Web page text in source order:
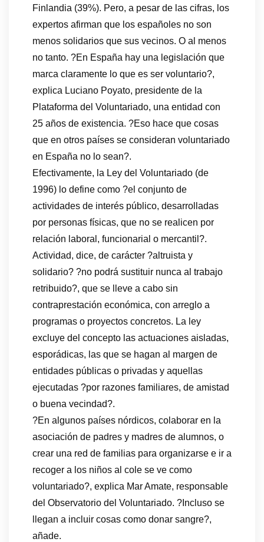
Finlandia (39%). Pero, a pesar de las cifras, los
expertos afirman que los españoles no son
menos solidarios que sus vecinos. O al menos
no tanto. ?En España hay una legislación que
marca claramente lo que es ser voluntario?,
explica Luciano Poyato, presidente de la
Plataforma del Voluntariado, una entidad con
25 años de existencia. ?Eso hace que cosas
que en otros países se consideran voluntariado
en España no lo sean?.
Efectivamente, la Ley del Voluntariado (de
1996) lo define como ?el conjunto de
actividades de interés público, desarrolladas
por personas físicas, que no se realicen por
relación laboral, funcionarial o mercantil?.
Actividad, dice, de carácter ?altruista y
solidario? ?no podrá sustituir nunca al trabajo
retribuido?, que se lleve a cabo sin
contraprestación económica, con arreglo a
programas o proyectos concretos. La ley
excluye del concepto las actuaciones aisladas,
esporádicas, las que se hagan al margen de
entidades públicas o privadas y aquellas
ejecutadas ?por razones familiares, de amistad
o buena vecindad?.
?En algunos países nórdicos, colaborar en la
asociación de padres y madres de alumnos, o
crear una red de familias para organizarse e ir a
recoger a los niños al cole se ve como
voluntariado?, explica Mar Amate, responsable
del Observatorio del Voluntariado. ?Incluso se
llegan a incluir cosas como donar sangre?,
añade.